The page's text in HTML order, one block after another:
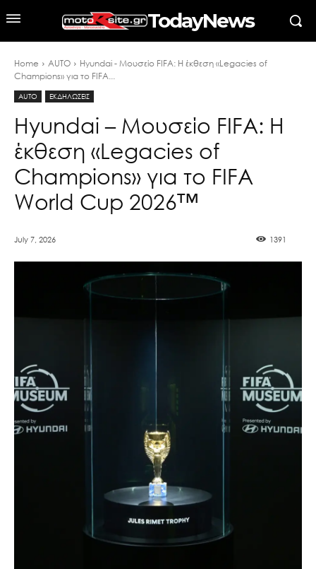
TodayNews
Home AUTO
Hyundai - Μουσείο FIFA: Η έκθεση «Legacies of
Champions» για το FIFA...
AUTO ΕΚΔΗΛΩΣΕΙΣ
Hyundai – Μουσείο FIFA: Η
έκθεση «Legacies of
Champions» για το FIFA
World Cup 2026™
July 7, 2026 1391